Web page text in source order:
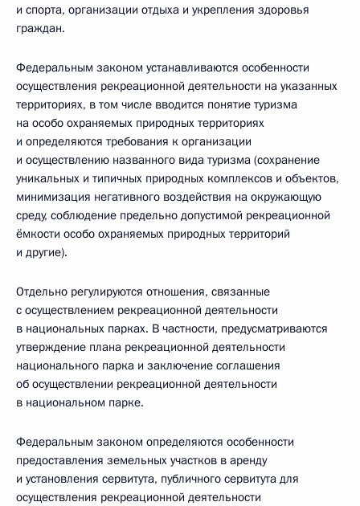
и спорта, организации отдыха и укрепления здоровья
граждан.
Федеральным законом устанавливаются особенности
осуществления рекреационной деятельности на указанных
территориях, в том числе вводится понятие туризма
на особо охраняемых природных территориях
и определяются требования к организации
и осуществлению названного вида туризма (сохранение
уникальных и типичных природных комплексов и объектов,
минимизация негативного воздействия на окружающую
среду, соблюдение предельно допустимой рекреационной
ёмкости особо охраняемых природных территорий
и другие).
Отдельно регулируются отношения, связанные
с осуществлением рекреационной деятельности
в национальных парках. В частности, предусматриваются
утверждение плана рекреационной деятельности
национального парка и заключение соглашения
об осуществлении рекреационной деятельности
в национальном парке.
Федеральным законом определяются особенности
предоставления земельных участков в аренду
и установления сервитута, публичного сервитута для
осуществления рекреационной деятельности